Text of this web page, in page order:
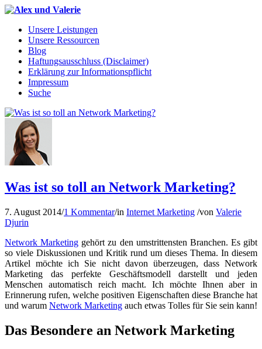
Unsere Leistungen
Unsere Ressourcen
Blog
Haftungsausschluss (Disclaimer)
Erklärung zur Informationspflicht
Impressum
Suche
Was ist so toll an Network Marketing?
7. August 2014/1 Kommentar/in Internet Marketing /von Valerie
Djurin
Network Marketing gehört zu den umstrittensten Branchen. Es gibt
so viele Diskussionen und Kritik rund um dieses Thema. In diesem
Artikel möchte ich Sie nicht davon überzeugen, dass Network
Marketing das perfekte Geschäftsmodell darstellt und jeden
Menschen automatisch reich macht. Ich möchte Ihnen aber in
Erinnerung rufen, welche positiven Eigenschaften diese Branche hat
und warum Network Marketing auch etwas Tolles für Sie sein kann!
Das Besondere an Network Marketing